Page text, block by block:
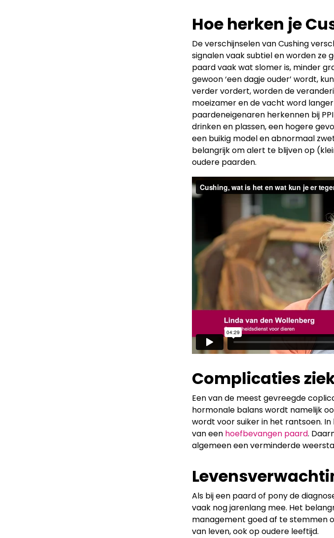
Hoe herken je
De verschijnselen van Cushing
signalen vaak subtiel en worden ze
paard vaak wat slomer is, minder
gewoon ‘een dagje ouder’ wordt,
verder vordert, worden de
moeizamer en de vacht word
paardeneigenaren herkennen bij
drinken en plassen, een hogere
een buikig model en abnormaal
belangrijk om alert te blijven op
oudere paarden.
Complicaties
Een van de meest gevreegde
hormonale balans wordt namelijk
wordt voor suiker in het rantsoen.
van een hoefbevangen paard.
algemeen een verminderde
Als bij een paard of pony de
vaak nog jarenlang mee. Het
management goed af te stemmen
van leven, ook op oudere leeftijd.